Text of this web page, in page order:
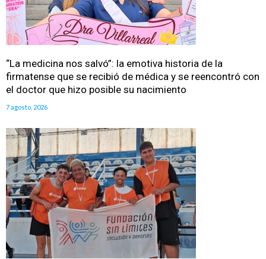
“La medicina nos salvó”: la emotiva historia de la
firmatense que se recibió de médica y se reencontró con
el doctor que hizo posible su nacimiento
7 agosto, 2026